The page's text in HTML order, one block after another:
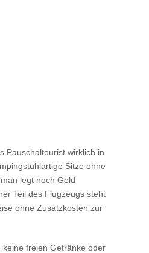
Pauschaltourist wirklich in
Sitze ohne
legt noch Geld
Teil des Flugzeugs steht
ohne Zusatzkosten zur
freien Getränke oder